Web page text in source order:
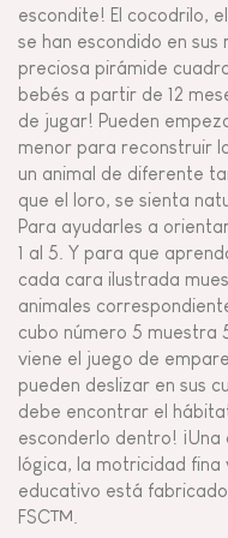
escondite! El cocodrilo,
se han escondido en
preciosa pirámide
bebés a partir de 12
de jugar! Pueden
menor para reconstruir
un animal de diferente
que el loro, se sienta
Para ayudarles a
1 al 5. Y para que
cada cara ilustrada
animales
cubo número 5 muestra
viene el juego de
pueden deslizar en sus
debe encontrar el
esconderlo dentro!
lógica, la motricidad
educativo está
FSC™.